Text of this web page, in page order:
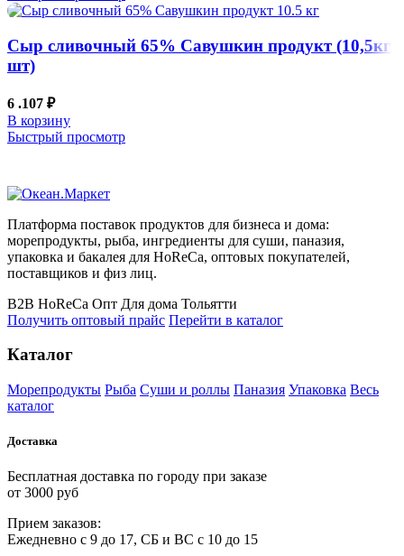
Сыр сливочный 65% Савушкин продукт (10,5кг/
шт)
6 .107 ₽
В корзину
Быстрый просмотр
Платформа поставок продуктов для бизнеса и дома:
морепродукты, рыба, ингредиенты для суши, паназия,
упаковка и бакалея для HoReCa, оптовых покупателей,
поставщиков и физ лиц.
B2B HoReCa Опт Для дома Тольятти
Получить оптовый прайс Перейти в каталог
Каталог
Морепродукты Рыба Суши и роллы Паназия Упаковка Весь
каталог
Доставка
Бесплатная доставка по городу при заказе
от 3000 руб
Прием заказов:
Ежедневно с 9 до 17, СБ и ВС с 10 до 15